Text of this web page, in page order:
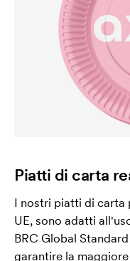
Piatti di carta
I nostri piatti di carta
UE, sono adatti
BRC Global
garantire la